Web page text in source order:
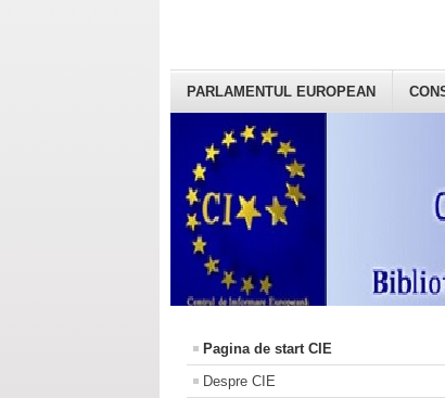
PARLAMENTUL EUROPEAN
Pagina de start CIE
Despre CIE